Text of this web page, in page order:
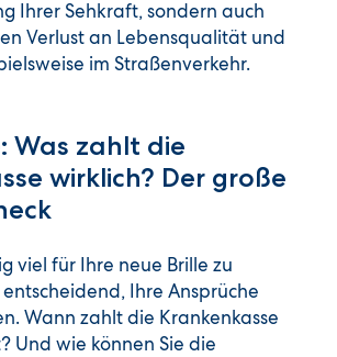
Ihrer Sehkraft, sondern auch
Verlust an Lebensqualität und
im Straßenverkehr.
Was zahlt die
wirklich? Der große
viel für Ihre neue Brille zu
Ihre Ansprüche
Wann zahlt die Krankenkasse
Und wie können Sie die